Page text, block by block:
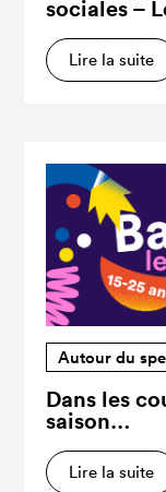
sociales –
Lire la suite
Autour du
Dans les
saison…
Lire la suite